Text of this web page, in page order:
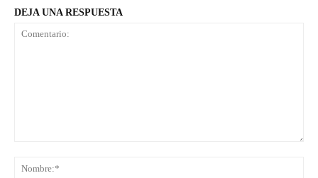
DEJA UNA RESPUESTA